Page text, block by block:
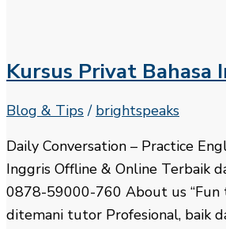
Kursus Privat
Blog & Tips/ brightspeaks
Daily Conversation – Practice
Inggris Offline & Online Terbaik
0878-59000-760 About us “Fun
ditemani tutor Profesional, baik